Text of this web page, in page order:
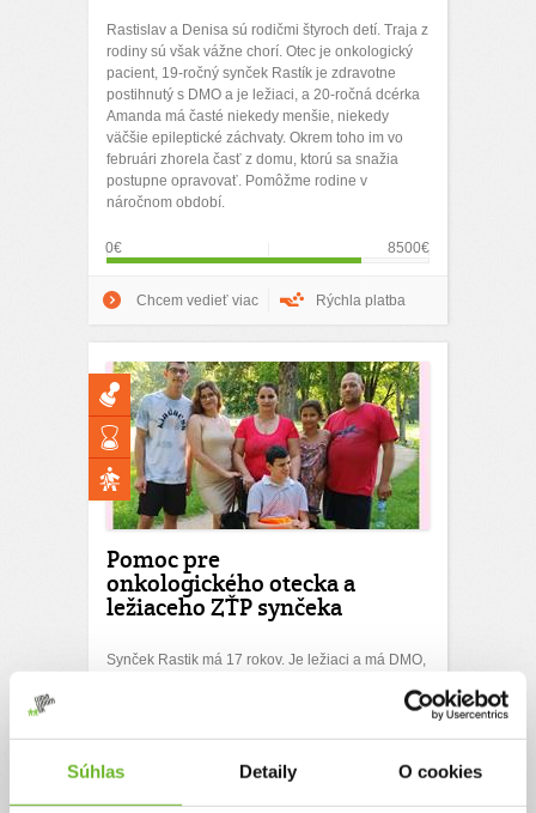
Súhlas Detaily O cookies
Rastislav a Denisa sú rodičmi štyroch detí. Traja z
rodiny sú však vážne chorí. Otec je onkologický
pacient, 19-ročný synček Rastík je zdravotne
postihnutý s DMO a je ležiaci, a 20-ročná dcérka
Amanda má časté niekedy menšie, niekedy
väčšie epileptické záchvaty. Okrem toho im vo
februári zhorela časť z domu, ktorú sa snažia
postupne opravovať. Pomôžme rodine v
náročnom období.
0€ 8500€
Chcem vedieť viac Rýchla platba
Pomoc pre
onkologického otecka a
ležiaceho ZŤP synčeka
Synček Rastik má 17 rokov. Je ležiaci a má DMO,
ďalšie závažné ochorenia. Manžel a otec Rasťo
na tlak a vysokú cukrovku. Dcérka Amanda má